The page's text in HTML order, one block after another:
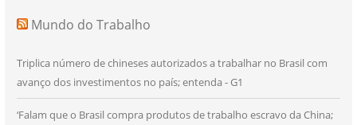
Mundo do Trabalho
Triplica número de chineses autorizados a trabalhar no Brasil com
avanço dos investimentos no país; entenda - G1
‘Falam que o Brasil compra produtos de trabalho escravo da China;